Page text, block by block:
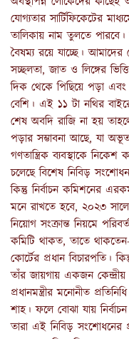
যোগ্যতার সার্টিফিকেটের
তালিকায় নাম তুলতে পারবে।
বৈষম্য রয়ে যাচ্ছে। আমাদের
সচ্ছলতা, জাত ও লিঙ্গের
দিক থেকে পিছিয়ে পড়া এবং
বেশি। এই ১১ টা নথির
শেষ অবদি রাজি না হয়
পড়ার সম্ভাবনা আছে, যা
গণতান্ত্রিক ব্যবস্থাকে
চলেছে বিশেষ নিবিড়
কিন্তু নির্বাচন কমিশনের
মনে রাখতে হবে, ২০২৩ সালে
নিয়োগ সংক্রান্ত নিয়মে
কমিটি থাকত, তাতে
কোর্টের প্রধান বিচারপতি।
তাঁর জায়গায় একজন কেন্দ্রীয়
প্রধানমন্ত্রীর মনোনীত
শাহ। ফলে বোঝা যায়
তারা এই নিবিড় সংশোধনের